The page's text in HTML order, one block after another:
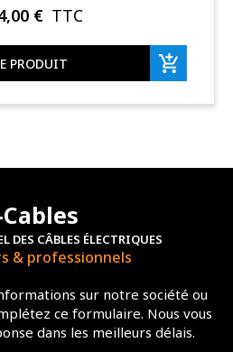
€ TTC
PRODUIT
Cables
DES CÂBLES ÉLECTRIQUES
& professionnels
sur notre société ou
ce formulaire. Nous vous
dans les meilleurs délais.